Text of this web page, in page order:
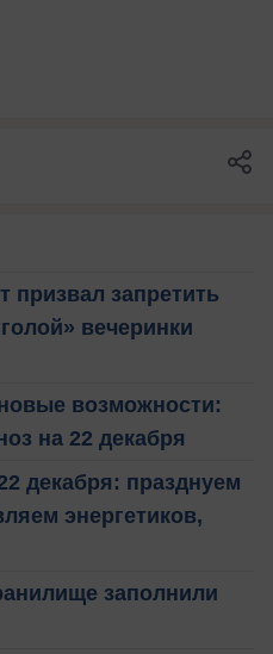
призвал запретить
вечеринки
возможности:
на 22 декабря
декабря: празднуем
энергетиков,
заполнили